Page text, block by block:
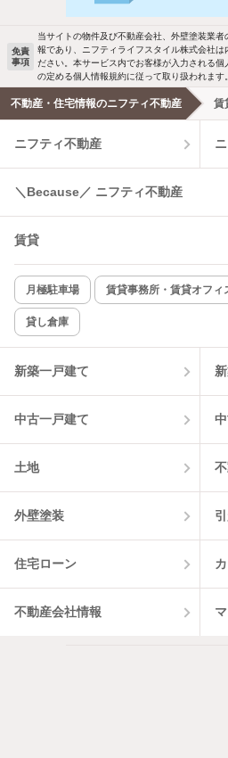
免責
事項
当サイトの物件及び不動産会社、外壁塗装業
報であり、ニフティライフスタイル株式会社
ださい。本サービス内でお客様が入力される
の定める個人情報規約に従って取り扱われます。
不動産・住宅情報のニフティ不動産 賃
ニフティ不動産
＼Because／ ニフティ不動産
賃貸
月極駐車場 賃貸事務所・賃貸オフィ
貸し倉庫
新築一戸建て
中古一戸建て
土地
外壁塗装
住宅ローン
不動産会社情報